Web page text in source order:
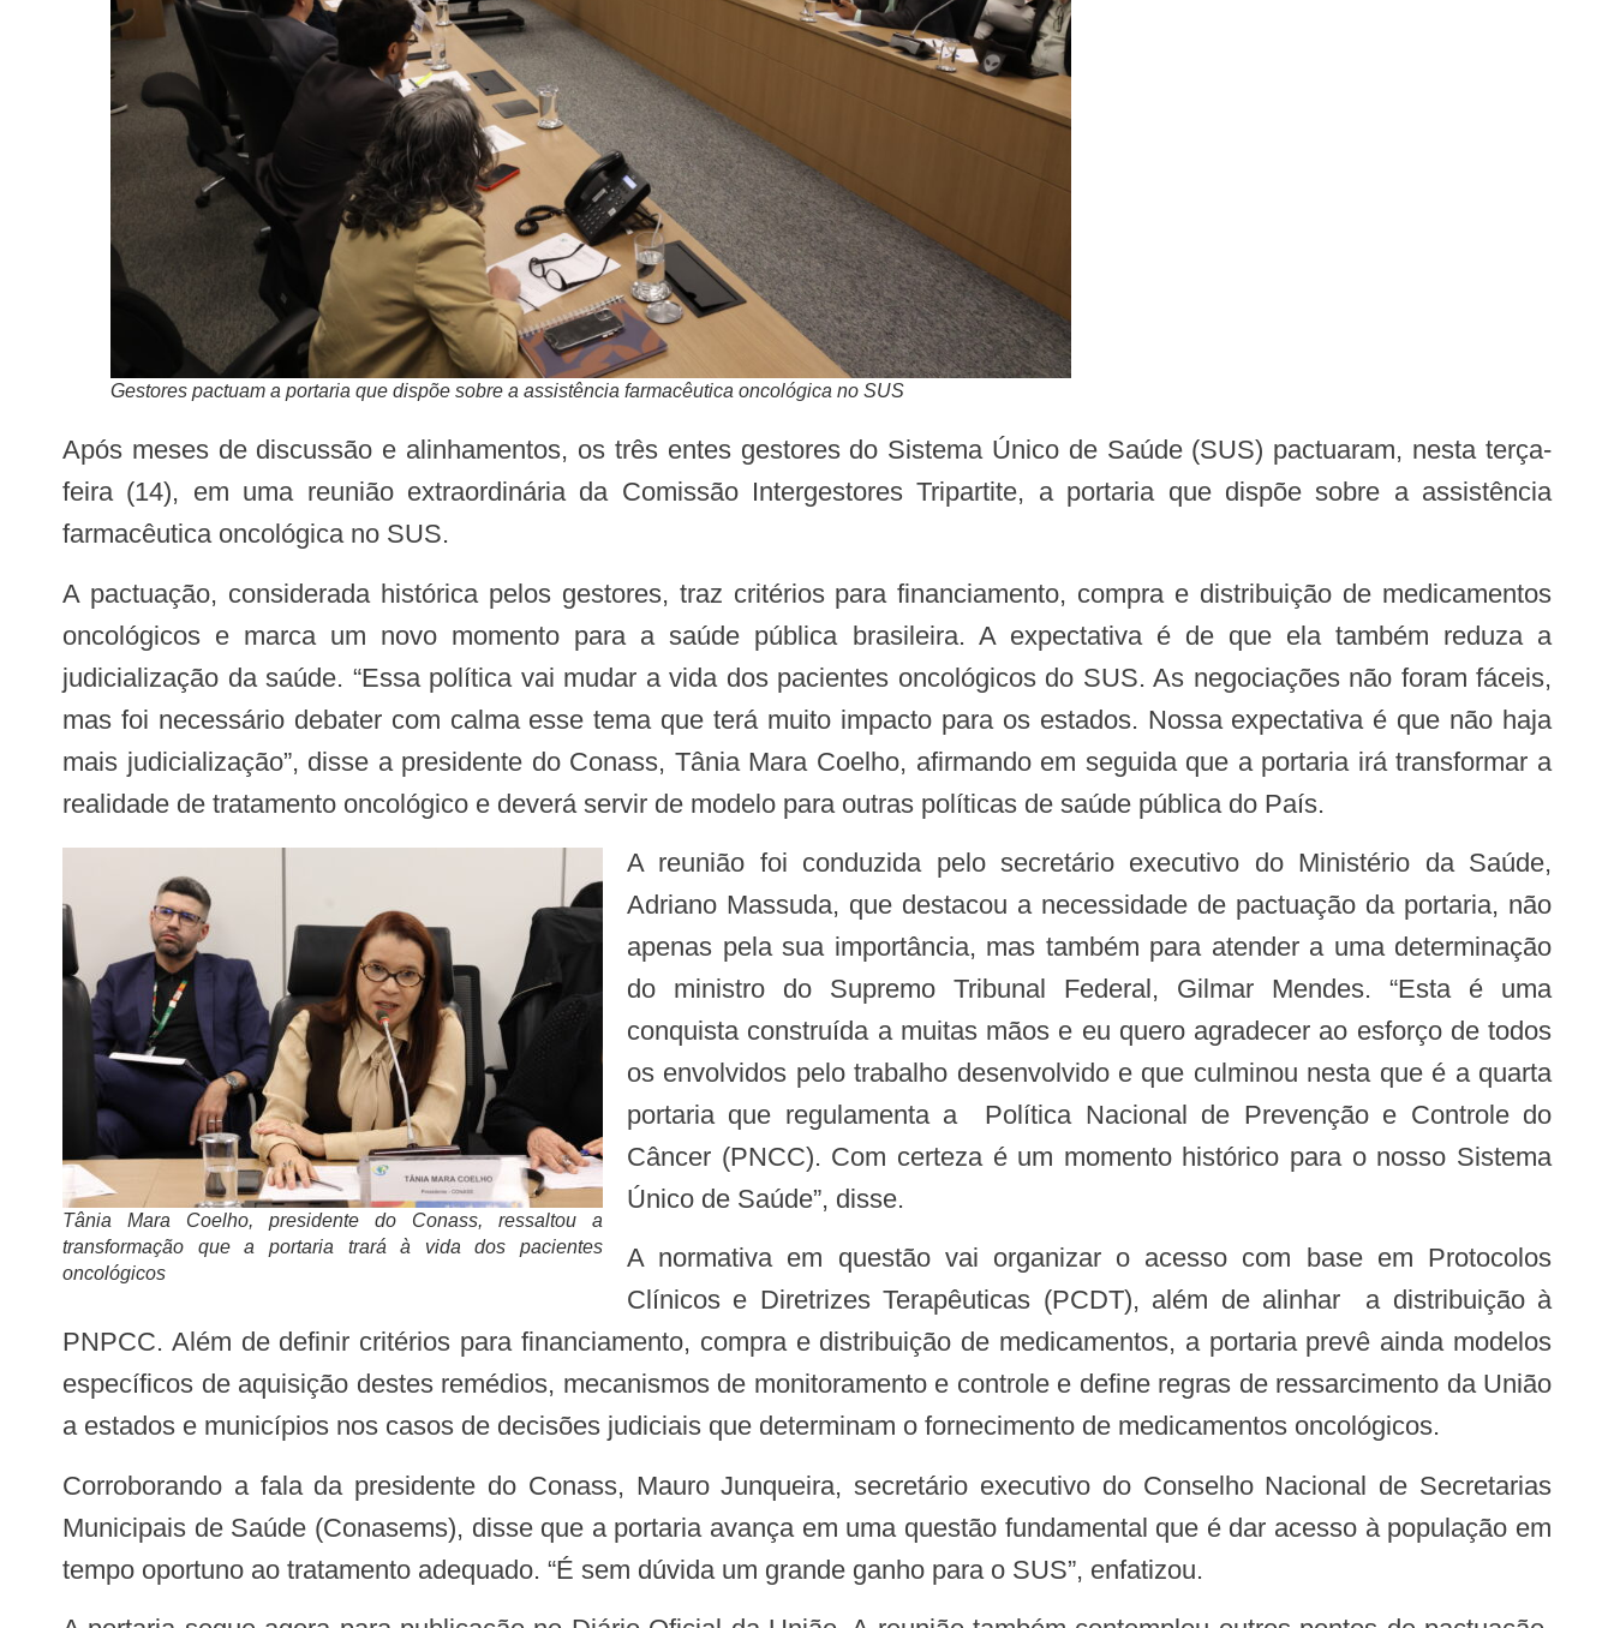
Gestores pactuam a portaria que dispõe sobre a assistência farmacêutica oncológica no SUS
Após meses de discussão e alinhamentos, os três entes gestores do Sistema Único de Saúde (SUS) pactuaram, nesta terça-
feira (14), em uma reunião extraordinária da Comissão Intergestores Tripartite, a portaria que dispõe sobre a assistência
farmacêutica oncológica no SUS.
A pactuação, considerada histórica pelos gestores, traz critérios para financiamento, compra e distribuição de medicamentos
oncológicos e marca um novo momento para a saúde pública brasileira. A expectativa é de que ela também reduza a
judicialização da saúde. “Essa política vai mudar a vida dos pacientes oncológicos do SUS. As negociações não foram fáceis,
mas foi necessário debater com calma esse tema que terá muito impacto para os estados. Nossa expectativa é que não haja
mais judicialização”, disse a presidente do Conass, Tânia Mara Coelho, afirmando em seguida que a portaria irá transformar a
realidade de tratamento oncológico e deverá servir de modelo para outras políticas de saúde pública do País.
Tânia Mara Coelho, presidente do Conass, ressaltou a
transformação que a portaria trará à vida dos pacientes
oncológicos
A reunião foi conduzida pelo secretário executivo do Ministério da Saúde,
Adriano Massuda, que destacou a necessidade de pactuação da portaria, não
apenas pela sua importância, mas também para atender a uma determinação
do ministro do Supremo Tribunal Federal, Gilmar Mendes. “Esta é uma
conquista construída a muitas mãos e eu quero agradecer ao esforço de todos
os envolvidos pelo trabalho desenvolvido e que culminou nesta que é a quarta
portaria que regulamenta a Política Nacional de Prevenção e Controle do
Câncer (PNCC). Com certeza é um momento histórico para o nosso Sistema
Único de Saúde”, disse.
A normativa em questão vai organizar o acesso com base em Protocolos
Clínicos e Diretrizes Terapêuticas (PCDT), além de alinhar a distribuição à
PNPCC. Além de definir critérios para financiamento, compra e distribuição de medicamentos, a portaria prevê ainda modelos
específicos de aquisição destes remédios, mecanismos de monitoramento e controle e define regras de ressarcimento da União
a estados e municípios nos casos de decisões judiciais que determinam o fornecimento de medicamentos oncológicos.
Corroborando a fala da presidente do Conass, Mauro Junqueira, secretário executivo do Conselho Nacional de Secretarias
Municipais de Saúde (Conasems), disse que a portaria avança em uma questão fundamental que é dar acesso à população em
tempo oportuno ao tratamento adequado. “É sem dúvida um grande ganho para o SUS”, enfatizou.